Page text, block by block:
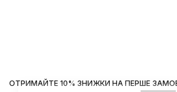
ОТРИМАЙТЕ 10% ЗНИЖКИ НА ПЕРШЕ